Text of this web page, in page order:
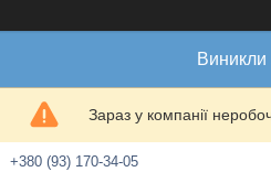
Зараз у компанії
+380 (93) 170-34-05